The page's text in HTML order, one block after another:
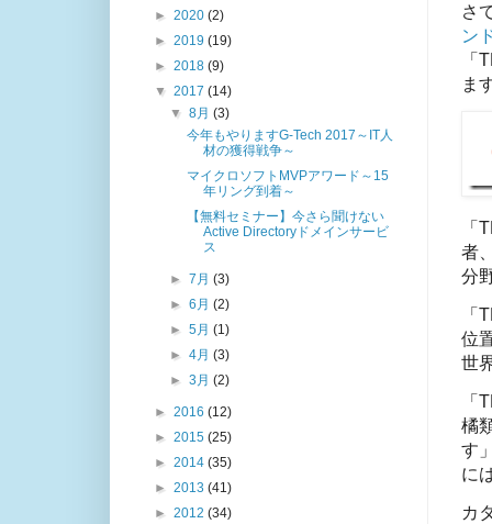
さ
ン
「
ま
「
者
分
「
位
世
「
橘
す
に
カ
► 2020 (2)
► 2019 (19)
► 2018 (9)
▼ 2017 (14)
▼8月(3)
今年もやりますG-Tech 2017～IT人
材の獲得戦争～
マイクロソフトMVPアワード～15
年リング到着～
【無料セミナー】今さら聞けない
Active Directoryドメインサービ
ス
►7月(3)
►6月(2)
►5月(1)
►4月(3)
►3月(2)
► 2016 (12)
► 2015 (25)
► 2014 (35)
► 2013 (41)
► 2012 (34)